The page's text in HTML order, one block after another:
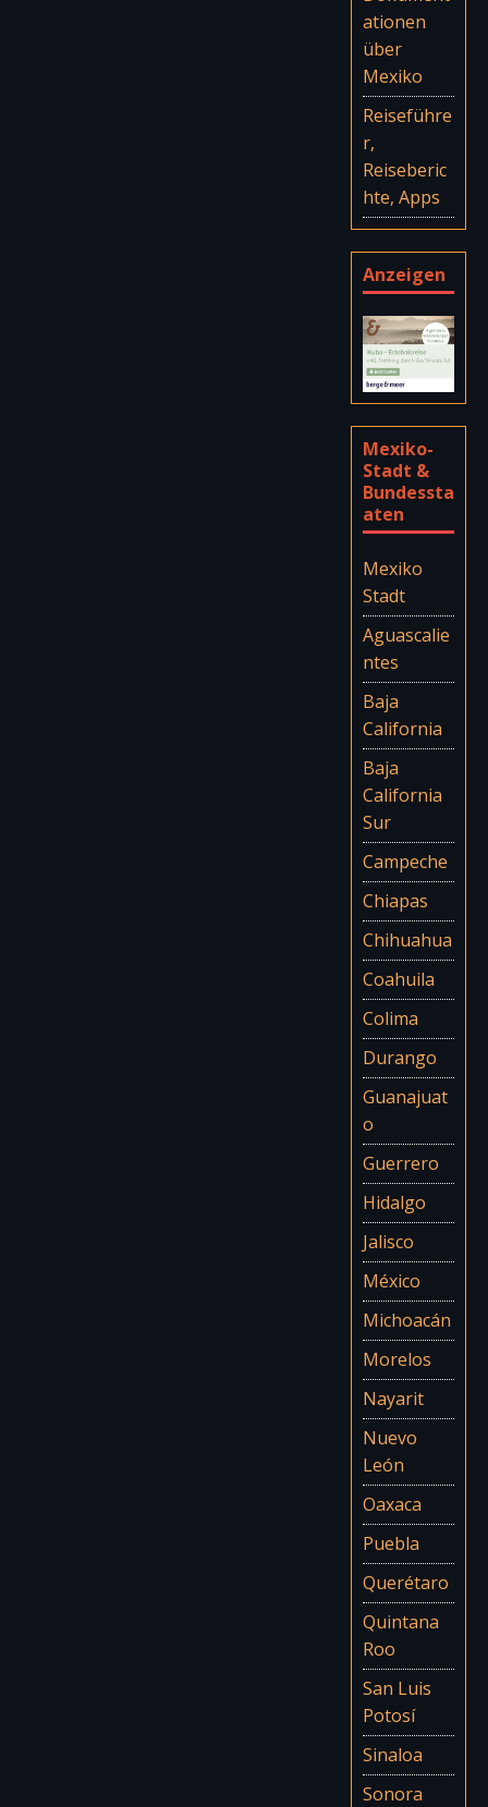
ationen
über
Mexiko
Reiseführe
r,
Reiseberic
hte, Apps
Anzeigen
Mexiko-
Stadt &
Bundessta
aten
Mexiko
Stadt
Aguascalie
ntes
Baja
California
Baja
California
Sur
Campeche
Chiapas
Chihuahua
Coahuila
Colima
Durango
Guanajuat
o
Guerrero
Hidalgo
Jalisco
México
Michoacán
Morelos
Nayarit
Nuevo
León
Oaxaca
Puebla
Querétaro
Quintana
Roo
San Luis
Potosí
Sinaloa
Sonora